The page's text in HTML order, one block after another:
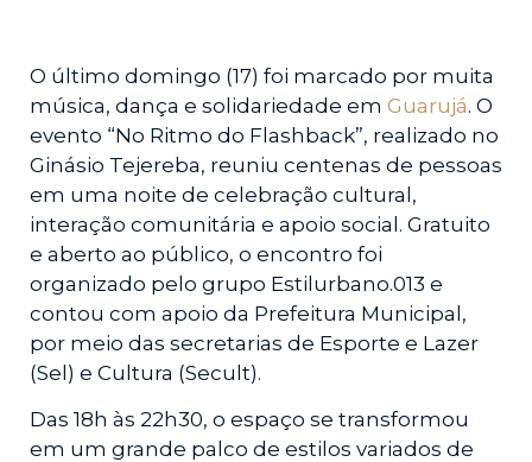
O último domingo (17) foi marcado por muita
música, dança e solidariedade em Guarujá. O
evento “No Ritmo do Flashback”, realizado no
Ginásio Tejereba, reuniu centenas de pessoas
em uma noite de celebração cultural,
interação comunitária e apoio social. Gratuito
e aberto ao público, o encontro foi
organizado pelo grupo Estilurbano.013 e
contou com apoio da Prefeitura Municipal,
por meio das secretarias de Esporte e Lazer
(Sel) e Cultura (Secult).
Das 18h às 22h30, o espaço se transformou
em um grande palco de estilos variados de